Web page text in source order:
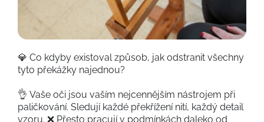
💎 Co kdyby existoval způsob, jak odstranit všechny
tyto překážky najednou?
👌 Vaše oči jsou vaším nejcennějším nástrojem při
paličkování. Sledují každé překřížení nití, každý detail
vzoru. ❌ Přesto pracují v podmínkách daleko od